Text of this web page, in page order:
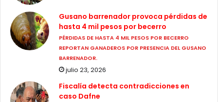
Gusano barrenador provoca pérdidas de
hasta 4 mil pesos por becerro
PÉRDIDAS DE HASTA 4 MIL PESOS POR BECERRO
REPORTAN GANADEROS POR PRESENCIA DEL GUSANO
BARRENADOR.
julio 23, 2026
Fiscalía detecta contradicciones en
caso Dafne